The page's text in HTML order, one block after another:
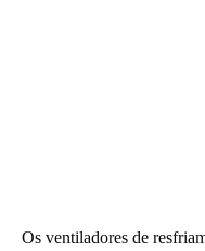
Os ventiladores de